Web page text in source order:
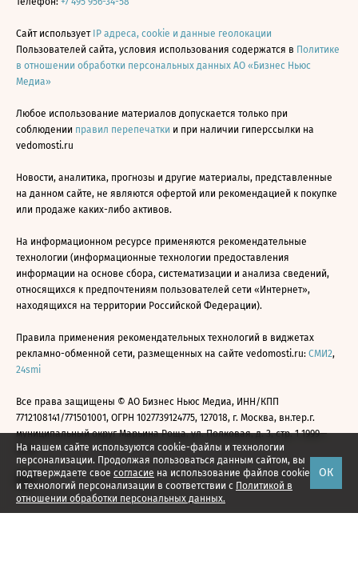
На нашем сайте используются cookie-файлы и технологии
персонализации. Продолжая пользоваться данным сайтом, вы
подтверждаете свое согласие на использование файлов cookie
и технологий персонализации в соответствии с Политикой в
отношении обработки персональных данных.
ОК
Сайт использует IP адреса, cookie и данные геолокации
Пользователей сайта, условия использования содержатся в Политике
в отношении обработки персональных данных АО «Бизнес Ньюс
Медиа»
Любое использование материалов допускается только при
соблюдении правил перепечатки и при наличии гиперссылки на
vedomosti.ru
Новости, аналитика, прогнозы и другие материалы, представленные
на данном сайте, не являются офертой или рекомендацией к покупке
или продаже каких-либо активов.
На информационном ресурсе применяются рекомендательные
технологии (информационные технологии предоставления
информации на основе сбора, систематизации и анализа сведений,
относящихся к предпочтениям пользователей сети «Интернет»,
находящихся на территории Российской Федерации).
Правила применения рекомендательных технологий в виджетах
рекламно-обменной сети, размещенных на сайте vedomosti.ru: СМИ2,
24smi
Все права защищены © АО Бизнес Ньюс Медиа, ИНН/КПП
7712108141/771501001, ОГРН 1027739124775, 127018, г. Москва, вн.тер.г.
муниципальный округ Марьина Роща, ул. Полковая, д. 3, стр. 1 1999—
2026